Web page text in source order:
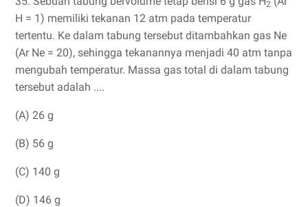
2
H = 1) memiliki tekanan 12 atm pada temperatur
tertentu. Ke dalam tabung tersebut ditambahkan gas Ne
(Ar Ne = 20), sehingga tekanannya menjadi 40 atm tanpa
mengubah temperatur. Massa gas total di dalam tabung
tersebut adalah ....
(A) 26 g
(B) 56 g
(C) 140 g
(D) 146 g